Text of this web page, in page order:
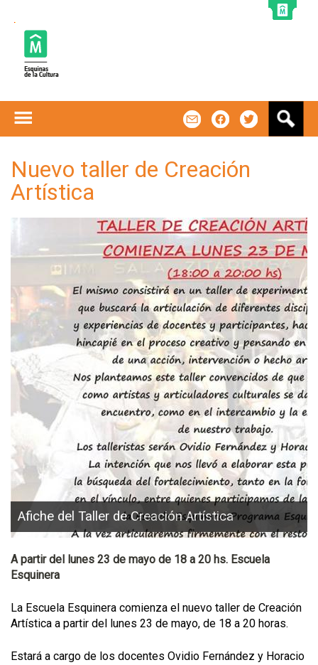
Nuevo taller de Creación
Artística
Afiche del Taller de Creación Artística
A partir del lunes 23 de mayo de 18 a 20 hs. Escuela
Esquinera
La Escuela Esquinera comienza el nuevo taller de Creación
Artística a partir del lunes 23 de mayo, de 18 a 20 horas.
Estará a cargo de los docentes Ovidio Fernández y Horacio
s